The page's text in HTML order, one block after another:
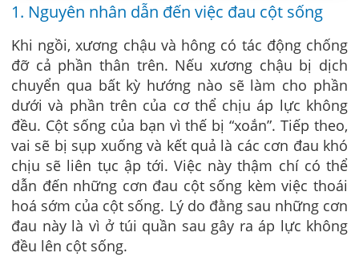
1. Nguyên nhân dẫn đến việc đau cột sống
Khi ngồi, xương chậu và hông có tác động chống
đỡ cả phần thân trên. Nếu xương chậu bị dịch
chuyển qua bất kỳ hướng nào sẽ làm cho phần
dưới và phần trên của cơ thể chịu áp lực không
đều. Cột sống của bạn vì thế bị “xoắn”. Tiếp theo,
vai sẽ bị sụp xuống và kết quả là các cơn đau khó
chịu sẽ liên tục ập tới. Việc này thậm chí có thể
dẫn đến những cơn đau cột sống kèm việc thoái
hoá sớm của cột sống. Lý do đằng sau những cơn
đau này là vì ở túi quần sau gây ra áp lực không
đều lên cột sống.